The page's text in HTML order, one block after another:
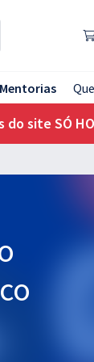
Mentorias
site SÓ